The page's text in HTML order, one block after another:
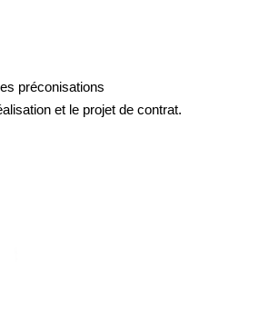
préconisations
et le projet de contrat.